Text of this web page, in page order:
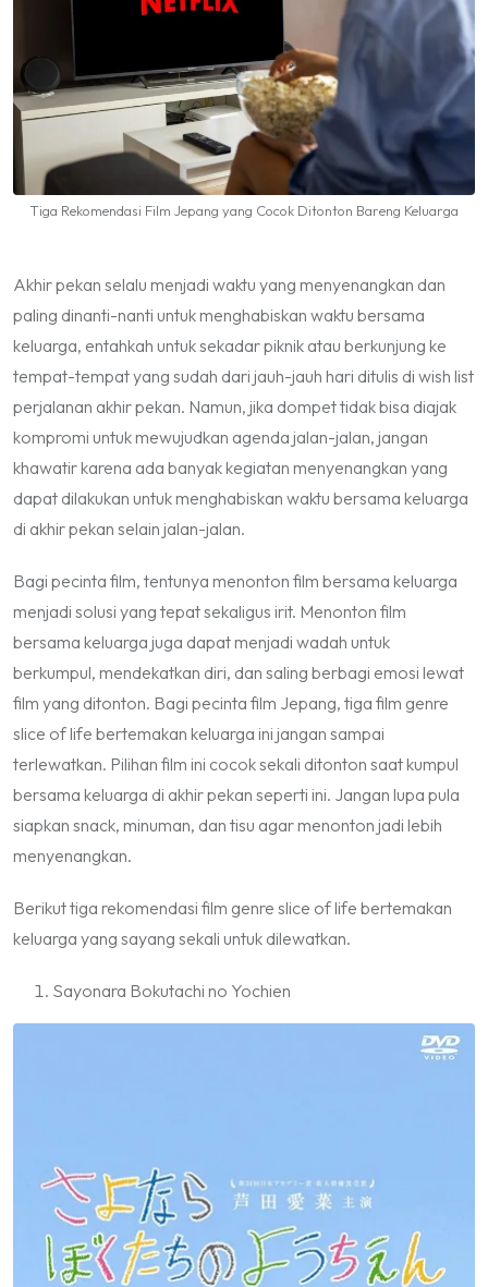
Tiga Rekomendasi Film Jepang yang Cocok Ditonton Bareng Keluarga
Akhir pekan selalu menjadi waktu yang menyenangkan dan
paling dinanti-nanti untuk menghabiskan waktu bersama
keluarga, entahkah untuk sekadar piknik atau berkunjung ke
tempat-tempat yang sudah dari jauh-jauh hari ditulis di wish list
perjalanan akhir pekan. Namun, jika dompet tidak bisa diajak
kompromi untuk mewujudkan agenda jalan-jalan, jangan
khawatir karena ada banyak kegiatan menyenangkan yang
dapat dilakukan untuk menghabiskan waktu bersama keluarga
di akhir pekan selain jalan-jalan.
Bagi pecinta film, tentunya menonton film bersama keluarga
menjadi solusi yang tepat sekaligus irit. Menonton film
bersama keluarga juga dapat menjadi wadah untuk
berkumpul, mendekatkan diri, dan saling berbagi emosi lewat
film yang ditonton. Bagi pecinta film Jepang, tiga film genre
slice of life bertemakan keluarga ini jangan sampai
terlewatkan. Pilihan film ini cocok sekali ditonton saat kumpul
bersama keluarga di akhir pekan seperti ini. Jangan lupa pula
siapkan snack, minuman, dan tisu agar menonton jadi lebih
menyenangkan.
Berikut tiga rekomendasi film genre slice of life bertemakan
keluarga yang sayang sekali untuk dilewatkan.
Sayonara Bokutachi no Yochien